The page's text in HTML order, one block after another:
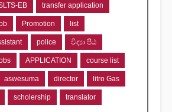
EB transfer application
Promotion list
police විද්‍යා පීඨ
APPLICATION course list
aswesuma director litro Gas
scholership translator